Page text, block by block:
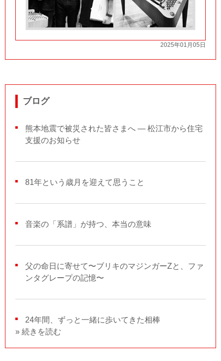
2025年01月05日
ブログ
熊本地震で被災された皆さまへ ― 松江市から住宅
支援のお知らせ
81年という歳月を迎えて思うこと
音楽の「系譜」が持つ、本当の意味
父の命日に寄せて〜ブリキのマジンガーZと、ファ
ンタグレープの記憶〜
24年間、ずっと一緒に歩いてきた相棒
» 続きを読む